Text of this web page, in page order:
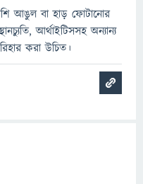
আঙুল বা হাড় ফোটানোর
আর্থাইটিসসহ অন্যান্য
করা উচিত।